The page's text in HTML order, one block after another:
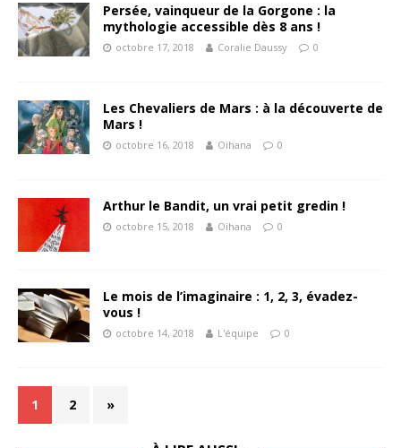
Persée, vainqueur de la Gorgone : la
mythologie accessible dès 8 ans !
octobre 17, 2018 Coralie Daussy 0
Les Chevaliers de Mars : à la découverte de
Mars !
octobre 16, 2018 Oihana 0
Arthur le Bandit, un vrai petit gredin !
octobre 15, 2018 Oihana 0
Le mois de l’imaginaire : 1, 2, 3, évadez-
vous !
octobre 14, 2018 L'équipe 0
1 2 »